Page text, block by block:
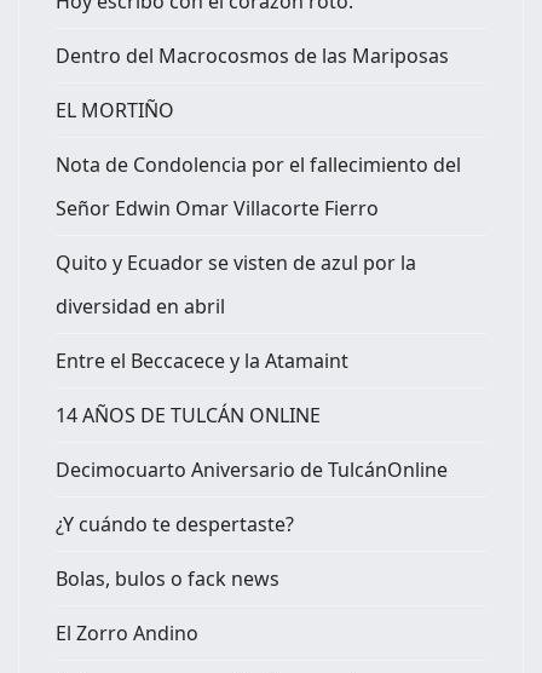
Dentro del Macrocosmos de las Mariposas
EL MORTIÑO
Nota de Condolencia por el fallecimiento del
Señor Edwin Omar Villacorte Fierro
Quito y Ecuador se visten de azul por la
diversidad en abril
Entre el Beccacece y la Atamaint
14 AÑOS DE TULCÁN ONLINE
Decimocuarto Aniversario de TulcánOnline
¿Y cuándo te despertaste?
Bolas, bulos o fack news
El Zorro Andino